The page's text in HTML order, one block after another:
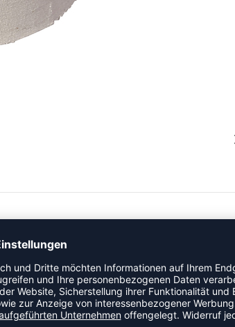
Kategorie Tape an den Start. Bietet